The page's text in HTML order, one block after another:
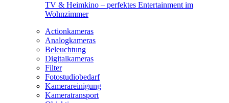
TV & Heimkino – perfektes Entertainment im
Wohnzimmer
Actionkameras
Analogkameras
Beleuchtung
Digitalkameras
Filter
Fotostudiobedarf
Kamerareinigung
Kameratransport